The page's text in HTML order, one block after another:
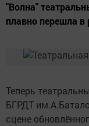
"Волна"
плавно перешла в
Теперь
БГРДТ
сцене